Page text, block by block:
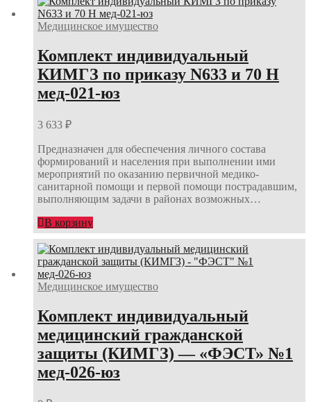
Медицинское имущество
Комплект индивидуальный
КИМГЗ по приказу N633 и 70 Н
мед-021-юз
3 633 ₽
Предназначен для обеспечения личного состава
формирований и населения при выполнении ими
мероприятий по оказанию первичной медико-
санитарной помощи и первой помощи пострадавшим,
выполняющим задачи в районах возможных…
В корзину
Медицинское имущество
Комплект индивидуальный
медицинский гражданской
защиты (КИМГЗ) — «ФЭСТ» №1
мед-026-юз